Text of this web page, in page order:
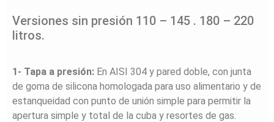
Versiones sin presión 110 – 145 . 180 – 220
litros.
1- Tapa a presión: En AISI 304 y pared doble, con junta
de goma de silicona homologada para uso alimentario y de
estanqueidad con punto de unión simple para permitir la
apertura simple y total de la cuba y resortes de gas.